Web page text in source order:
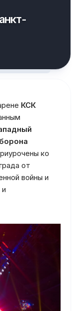
КСК
ко
от
войны и